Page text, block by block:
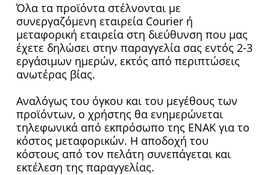
Όλα τα προϊόντα στέλνονται με
συνεργαζόμενη εταιρεία Courier ή
μεταφορική εταιρεία στη διεύθυνση που μας
έχετε δηλώσει στην παραγγελία σας εντός 2-3
εργάσιμων ημερών, εκτός από περιπτώσεις
ανωτέρας βίας.
Αναλόγως του όγκου και του μεγέθους των
προϊόντων, ο χρήστης θα ενημερώνεται
τηλεφωνικά από εκπρόσωπο της ΕΝΑΚ για το
κόστος μεταφορικών. Η αποδοχή του
κόστους από τον πελάτη συνεπάγεται και
εκτέλεση της παραγγελίας.